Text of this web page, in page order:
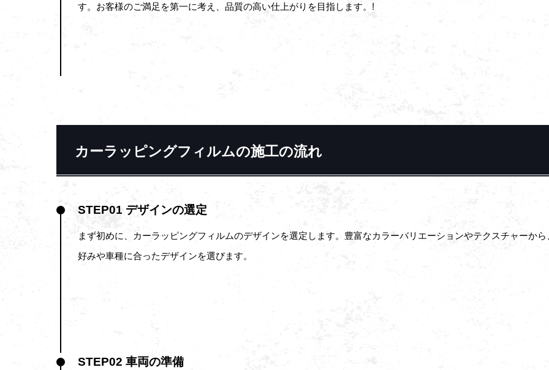
す。お客様のご満足を第一に考え、品質の高い仕上がりを目指します。!
カーラッピングフィルムの施工の流れ
STEP01 デザインの選定
まず初めに、カーラッピングフィルムのデザインを選定します。豊富なカラーバリエーションやテクスチャーから
好みや車種に合ったデザインを選びます。
STEP02 車両の準備